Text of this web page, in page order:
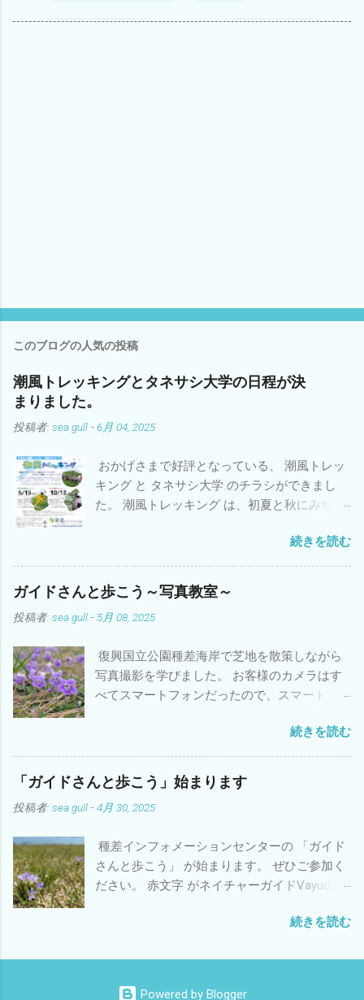
このブログの人気の投稿
潮風トレッキングとタネサシ大学の日程が決
まりました。
投稿者: sea gull -6月 04, 2025
おかげさまで好評となっている、 潮風トレッ
キング と タネサシ大学 のチラシができまし
た。 潮風トレッキング は、初夏と秋にみちの
ングします。お散歩感覚でジオとお花を満喫
できると思います。 タネサシ大学 は、1つの
テーマを深く掘り下げる学びの2時間コースで
す。一箇所をゆっくりと巡りながら観察する
イメージです。 どちらも「目から鱗が落ち
参加ください。 潮風アウトドアガイド協会_潮
風トレッキング_タネサシ大学.pdf
続きを読む
ガイドさんと歩こう～写真教室～
投稿者: sea gull - 5月 08, 2025
復興国立公園種差海岸で芝地を散策しながら
写真撮影を学びました。 お客様のカメラはす
べてスマートフォンだったので、スマートフ
イドラインを表示するだけでワンランク上の
写真になります。 この写真もスマートフォン
で撮影しました。 #種差海岸,#ネイチャーガイ
ドVayu,#アドベンチャートラベル
続きを読む
「ガイドさんと歩こう」始まります
投稿者: sea gull -4月 30, 2025
種差インフォメーションセンターの 「ガイド
さんと歩こう」 が始まります。 ぜひご参加く
ださい。 赤文字 がネイチャーガイドVayuの担
(月・祝)・ 6日 (火・祝)・ 11日 （日）・25日
14日(土)・15日(日)・21日(土)・22日（日）・
続きを読む
Powered by Blogger